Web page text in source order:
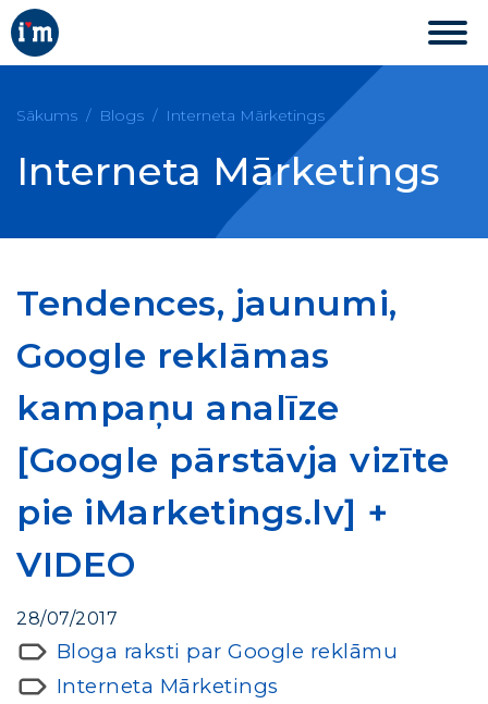
Sākums Blogs Interneta Mārketings
Interneta Mārketings
Tendences, jaunumi,
Google reklāmas
kampaņu analīze
[Google pārstāvja vizīte
pie iMarketings.lv] +
VIDEO
28/07/2017
Bloga raksti par Google reklāmu
Interneta Mārketings